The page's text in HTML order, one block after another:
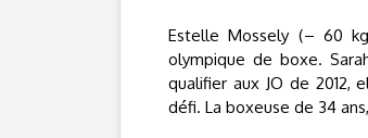
Estelle Mossely (– 60
olympique de boxe.
qualifier aux JO de 2012,
défi. La boxeuse de 34